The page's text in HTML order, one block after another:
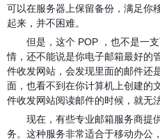
可以在服务器上保留备份，满足你
起来，并不困难。
但是，这个 POP ，也不是一
情，还不能说是你电子邮箱最好的
件收发网站，会发现里面的邮件还
面，也看不到在你计算机上创建的
件收发网站阅读邮件的时候，就无
现在，有些专业邮箱服务商提
务。这种服务非常适合于移动办公